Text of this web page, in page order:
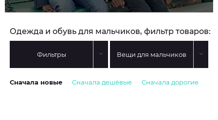
Одежда и обувь для мальчиков, фильтр товаров:
Фильтры Вещи для мальчиков
Сначала новые Сначала дешёвые Сначала дорогие